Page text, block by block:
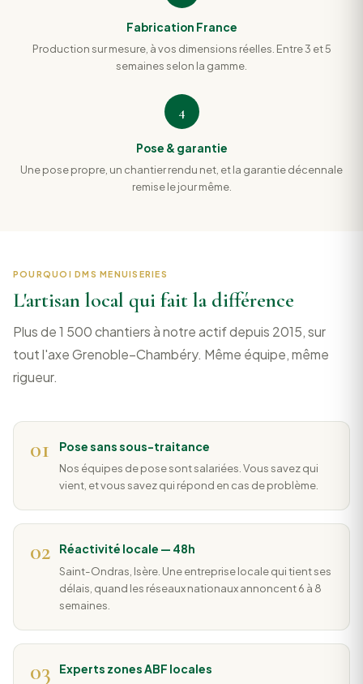
Fabrication France
Production sur mesure, à vos dimensions réelles. Entre 3 et 5
semaines selon la gamme.
4
Pose & garantie
Une pose propre, un chantier rendu net, et la garantie décennale
remise le jour même.
POURQUOI DMS MENUISERIES
L'artisan local qui fait la différence
Plus de 1 500 chantiers à notre actif depuis 2015, sur
tout l'axe Grenoble–Chambéry. Même équipe, même
rigueur.
01
Pose sans sous-traitance
Nos équipes de pose sont salariées. Vous savez qui
vient, et vous savez qui répond en cas de problème.
02
Réactivité locale — 48h
Saint-Ondras, Isère. Une entreprise locale qui tient ses
délais, quand les réseaux nationaux annoncent 6 à 8
semaines.
03
Experts zones ABF locales